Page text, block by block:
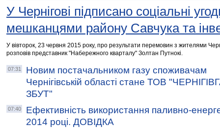
У Чернігові підписано соціальні
мешканцями району Савчука та
У вівторок, 23 червня 2015 року, про результати перемовин з жителями
розповів представник "Набережного кварталу" Золтан Путнокі.
07:31
Новим постачальником газу споживачам
Чернігівській області стане ТОВ
ЗБУТ"
07:40
Ефективність використання паливно-
2014 році. ДОВІДКА